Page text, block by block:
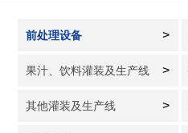
前处理设备 >
果汁、饮料灌装及生产线 >
其他灌装及生产线 >